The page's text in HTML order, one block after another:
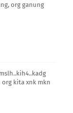
org ganung
kita xnk mkn